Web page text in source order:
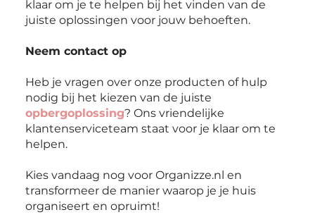
klaar om je te helpen bij het vinden van de
juiste oplossingen voor jouw behoeften.
Neem contact op
Heb je vragen over onze producten of hulp
nodig bij het kiezen van de juiste
opbergoplossing? Ons vriendelijke
klantenserviceteam staat voor je klaar om te
helpen.
Kies vandaag nog voor Organizze.nl en
transformeer de manier waarop je je huis
organiseert en opruimt!